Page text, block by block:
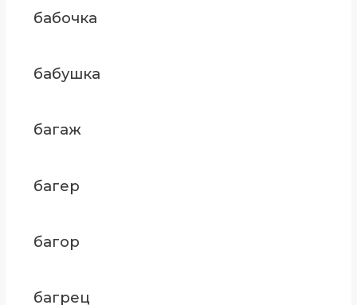
бабочка
бабушка
багаж
багер
багор
багрец